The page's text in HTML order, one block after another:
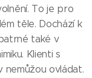
To je pro
těle. Dochází k
také v
Klienti s
nemůžou ovládat.